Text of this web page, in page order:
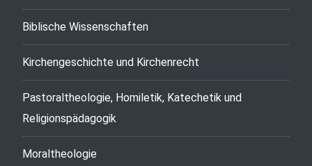
Biblische Wissenschaften
Kirchengeschichte und Kirchenrecht
Pastoraltheologie, Homiletik, Katechetik und
Religionspädagogik
Moraltheologie